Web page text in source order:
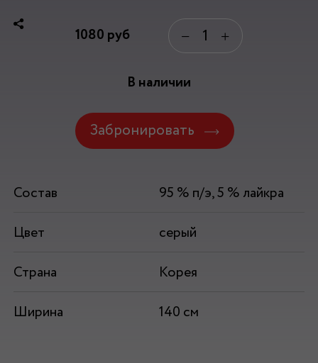
1080 руб − +
В наличии
Забронировать
Состав
95 % п/э, 5 % лайкра
Цвет
серый
Страна
Корея
Ширина
140 см